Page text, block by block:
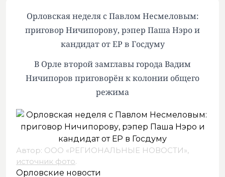
Орловская неделя с Павлом Несмеловым:
приговор Ничипорову, рэпер Паша Нэро и
кандидат от ЕР в Госдуму
В Орле второй замглавы города Вадим
Ничипоров приговорён к колонии общего
режима
Автор: ООО «РЕГИОНАЛЬНЫЕ НОВОСТИ»,
источник фото.
Орловские новости